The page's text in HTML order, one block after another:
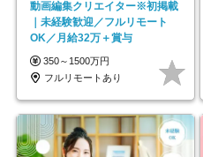
動画編集クリエイター※初掲載
｜未経験歓迎／フルリモート
OK／月給32万＋賞与
350～1500万円
フルリモートあり